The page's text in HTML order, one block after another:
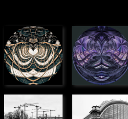
Anamorphose
» Graphique » Graphique
Monde
d'acier
Gare St
Jean,